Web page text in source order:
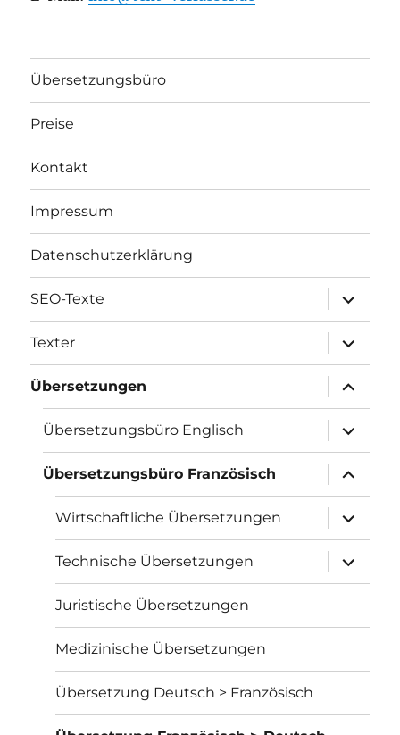
Übersetzungsbüro
Preise
Kontakt
Impressum
Datenschutzerklärung
SEO-Texte
öffnen
Texter
öffnen
Übersetzungen
öffnen
Übersetzungsbüro Englisch
öffnen
Übersetzungsbüro Französisch
öffnen
Wirtschaftliche Übersetzungen
öffnen
Technische Übersetzungen
öffnen
Juristische Übersetzungen
Medizinische Übersetzungen
Übersetzung Deutsch > Französisch